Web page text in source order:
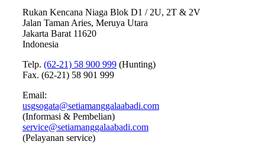
Rukan Kencana Niaga Blok D1 / 2U, 2T & 2V
Jalan Taman Aries, Meruya Utara
Jakarta Barat 11620
Indonesia
Telp. (62-21) 58 900 999 (Hunting)
Fax. (62-21) 58 901 999
Email:
usgsogata@setiamanggalaabadi.com
(Informasi & Pembelian)
service@setiamanggalaabadi.com
(Pelayanan service)